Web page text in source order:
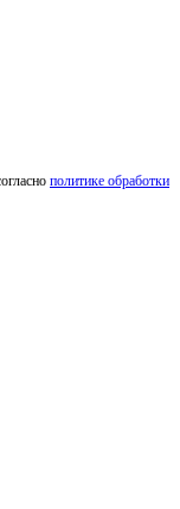
политике обработки